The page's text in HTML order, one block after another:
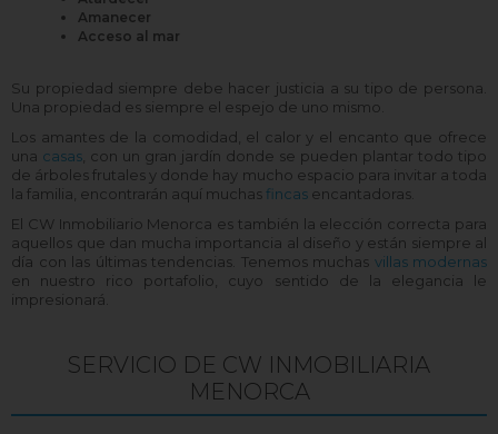
Amanecer
Acceso al mar
Su propiedad siempre debe hacer justicia a su tipo de persona.
Una propiedad es siempre el espejo de uno mismo.
Los amantes de la comodidad, el calor y el encanto que ofrece
una casas , con un gran jardín donde se pueden plantar todo tipo
de árboles frutales y donde hay mucho espacio para invitar a toda
la familia, encontrarán aquí muchasfincas encantadoras.
El CW Inmobiliario Menorca es también la elección correcta para
aquellos que dan mucha importancia al diseño y están siempre al
día con las últimas tendencias. Tenemos muchas villas modernas
en nuestro rico portafolio, cuyo sentido de la elegancia le
impresionará.
SERVICIO DE CW INMOBILIARIA
MENORCA